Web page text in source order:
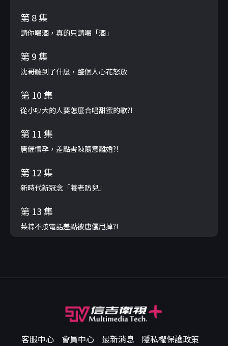
第 8 集
請你喝酒，真的只請喝「酒」
第 9 集
沈哥聽到了什麼，整個人心花怒放
第 10 集
從小吵大的人要怎麼合唱甜蜜的歌?!
第 11 集
唐儷懷孕，差點害陳隨意離婚?!
第 12 集
新時代新冠念「養老防兒」
第 13 集
菜粽不接電話差點被唐儷甩掉?!
客服中心 會員中心 最新消息 隱私權保護政策